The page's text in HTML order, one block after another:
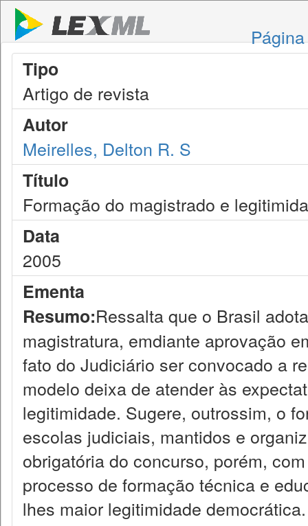
Tipo
Artigo de revista
Autor
Meirelles, Delton R. S
Título
Formação do magistrado e
Data
2005
Ementa
Resumo:Ressalta que o Brasil
magistratura, emdiante aprovação
fato do Judiciário ser convocado a
modelo deixa de atender às
legitimidade. Sugere, outrossim, o
escolas judiciais, mantidos e
obrigatória do concurso, porém,
processo de formação técnica e
lhes maior legitimidade democrática.